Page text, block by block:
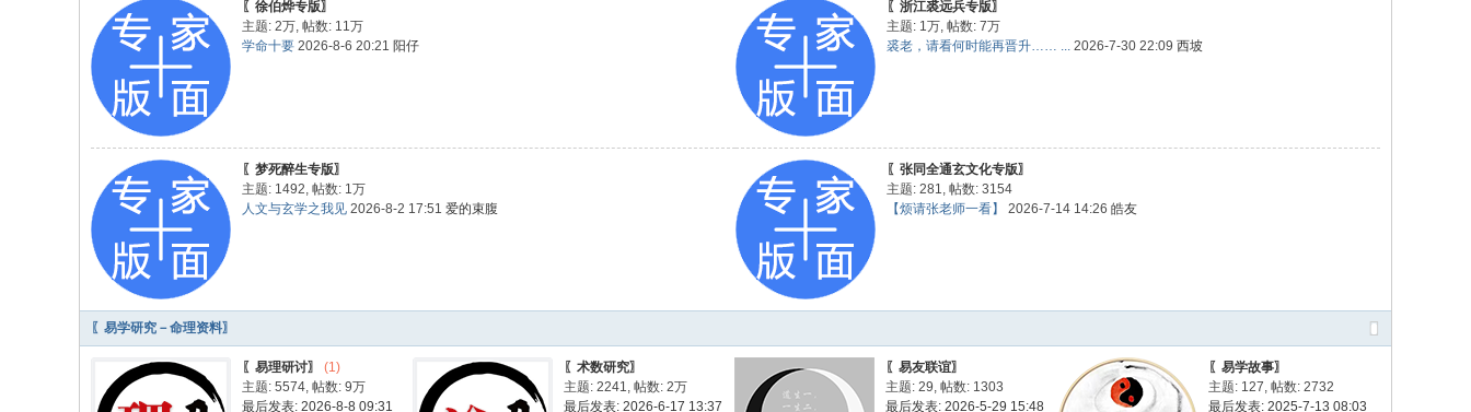
〖徐伯烨专版〗
主题: 2万, 帖数: 11万
学命十要 2026-8-6 20:21 阳仔
〖浙江裘远兵专版〗
主题: 1万, 帖数: 7万
裘老，请看何时能再晋升…… ... 2026-7-30 22:09 西坡
〖梦死醉生专版〗
主题: 1492, 帖数: 1万
人文与玄学之我见 2026-8-2 17:51 爱的束腹
〖张同全通玄文化专版〗
主题: 281, 帖数: 3154
【烦请张老师一看】
2026-7-14 14:26 皓友
〖易学研究－命理资料〗
〖易理研讨〗
(1)
主题: 5574, 帖数: 9万
最后发表: 2026-8-8 09:31
〖术数研究〗
主题: 2241, 帖数: 2万
最后发表: 2026-6-17 13:37
〖易友联谊〗
主题: 29, 帖数: 1303
最后发表: 2026-5-29 15:48
〖易学故事〗
主题: 127, 帖数: 2732
最后发表: 2025-7-13 08:03